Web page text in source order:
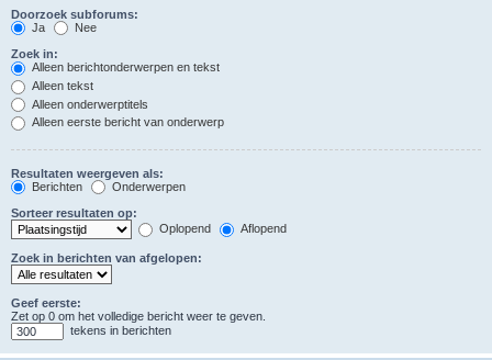
Doorzoek subforums:
Ja
Nee
Zoek in:
Alleen berichtonderwerpen en tekst
Alleen tekst
Alleen onderwerptitels
Alleen eerste bericht van onderwerp
Resultaten weergeven als:
Berichten
Onderwerpen
Sorteer resultaten op:
Oplopend
Aflopend
Zoek in berichten van afgelopen:
Geef eerste:
Zet op 0 om het volledige bericht weer te geven.
tekens in berichten